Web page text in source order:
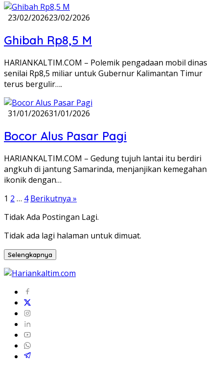
23/02/202623/02/2026
Ghibah Rp8,5 M
HARIANKALTIM.COM – Polemik pengadaan mobil dinas
senilai Rp8,5 miliar untuk Gubernur Kalimantan Timur
terus bergulir….
31/01/202631/01/2026
Bocor Alus Pasar Pagi
HARIANKALTIM.COM – Gedung tujuh lantai itu berdiri
angkuh di jantung Samarinda, menjanjikan kemegahan
ikonik dengan…
Paginasi
pos
1 2 … 4 Berikutnya »
Tidak Ada Postingan Lagi.
Tidak ada lagi halaman untuk dimuat.
Selengkapnya